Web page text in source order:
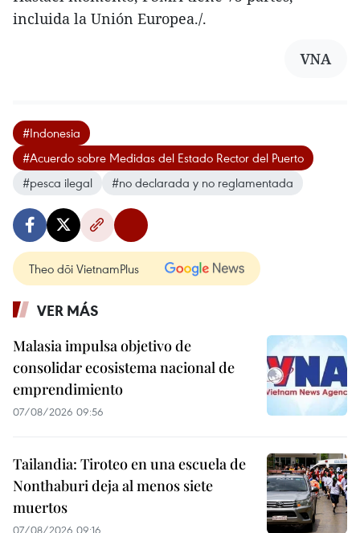
incluida la Unión Europea./.
VNA
#Indonesia
#Acuerdo sobre Medidas del Estado Rector del Puerto
#pesca ilegal
#no declarada y no reglamentada
Theo dõi VietnamPlus
VER MÁS
Malasia impulsa objetivo de
consolidar ecosistema nacional de
emprendimiento
07/08/2026 09:56
Tailandia: Tiroteo en una escuela de
Nonthaburi deja al menos siete
muertos
07/08/2026 09:16